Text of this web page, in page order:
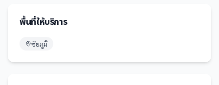
พื้นที่ให้บริการ
ชัยภูมิ